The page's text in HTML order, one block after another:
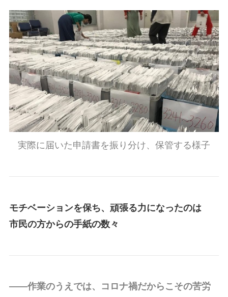
実際に届いた申請書を振り分け、保管する様子
モチベーションを保ち、頑張る力になったのは
市民の方からの手紙の数々
――作業のうえでは、コロナ禍だからこその苦労